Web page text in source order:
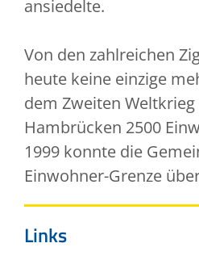
ansiedelte.
Von den zahlreichen
heute keine einzige
dem Zweiten
Hambrücken 2500
1999 konnte die
Einwohner-Grenze
Links